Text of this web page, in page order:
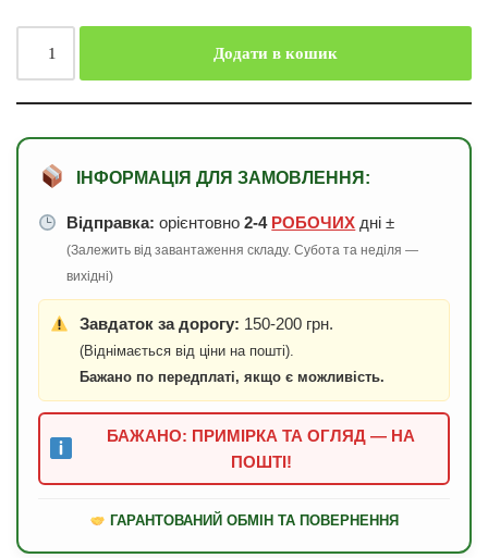
Додати в кошик
ІНФОРМАЦІЯ ДЛЯ ЗАМОВЛЕННЯ:
Відправка: орієнтовно2-4 РОБОЧИХ дні ±
(Залежить від завантаження складу. Субота та неділя —
вихідні)
Завдаток за дорогу: 150-200 грн.
(Віднімається від ціни на пошті).
Бажано по передплаті, якщо є можливість.
БАЖАНО: ПРИМІРКА ТА ОГЛЯД — НА
ПОШТІ!
ГАРАНТОВАНИЙ ОБМІН ТА ПОВЕРНЕННЯ